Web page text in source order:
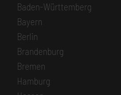
Baden-Württemberg
Bayern
Berlin
Brandenburg
Bremen
Hamburg